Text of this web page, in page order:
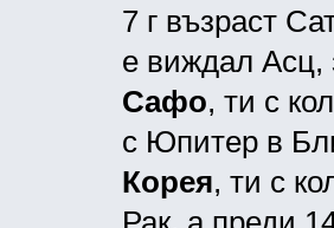
7 г възраст
е виждал Асц,
Сафо, ти с
с Юпитер в
Корея, ти с